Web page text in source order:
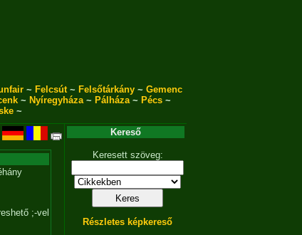
~ Felcsút~ Felsőtárkány~ Gemenc
~ Nyíregyháza~ Pálháza~ Pécs~
~
;-vel
Kereső
Keresett szöveg:
Részletes képkereső